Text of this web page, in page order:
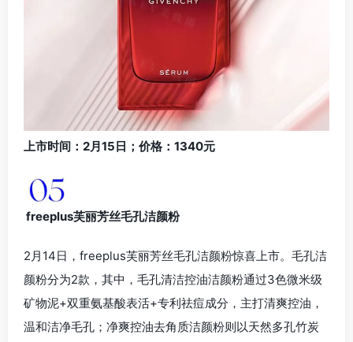
上市时间：2月15日；价格：1340元
freeplus芙丽芳丝毛孔洁颜粉
2月14日，freeplus芙丽芳丝毛孔洁颜粉惊喜上市。毛孔洁
颜粉分为2款，其中，毛孔清洁控油洁颜粉通过3色微米级
矿物泥+双重氨基酸表活+专利祛痘成分，主打清爽控油，
温和洁净毛孔；净爽控油去角质洁颜粉则以天然多孔竹炭